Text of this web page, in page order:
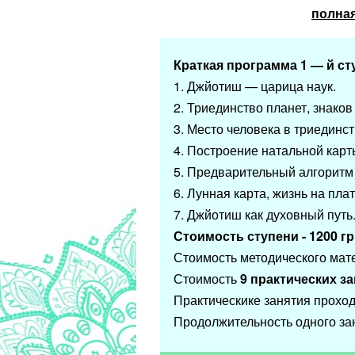
Краткая программа 1 — й
1.​ Джйотиш — царица наук.
2.​ Триединство планет,
3.​ Место человека в
4.​ Построение натальной
5.​ Предварительный
6.​ Лунная карта, жизнь на
7.​ Джйотиш как духовный
Стоимость ступени - 1200
Стоимость методического
Стоимость9 практических
Практическике занятия
Продолжительность одного